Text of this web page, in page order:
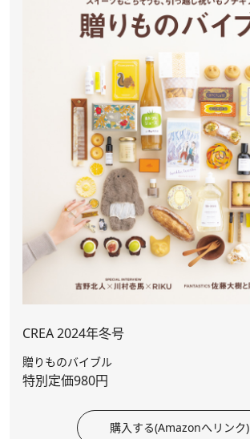
CREA 2024年冬号
贈りものバイブル
特別定価980円
購入する(Amazonへリンク)